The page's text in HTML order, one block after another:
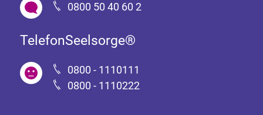
0800 50 40 60 2
TelefonSeelsorge®
0800 - 1110111
0800 - 1110222